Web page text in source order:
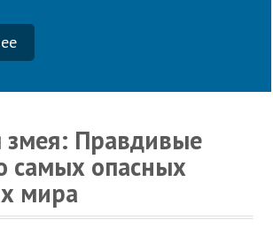
змея: Правдивые
самых опасных
мира